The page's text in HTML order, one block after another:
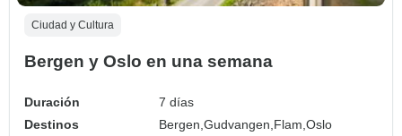
Ciudad y Cultura
Bergen y Oslo en una semana
Duración
7 días
Destinos
Bergen,Gudvangen,Flam,Oslo